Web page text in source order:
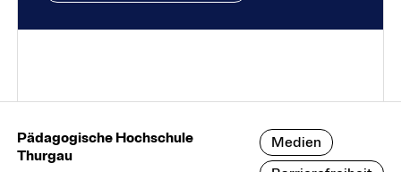
Pädagogische Hochschule
Thurgau
Medien